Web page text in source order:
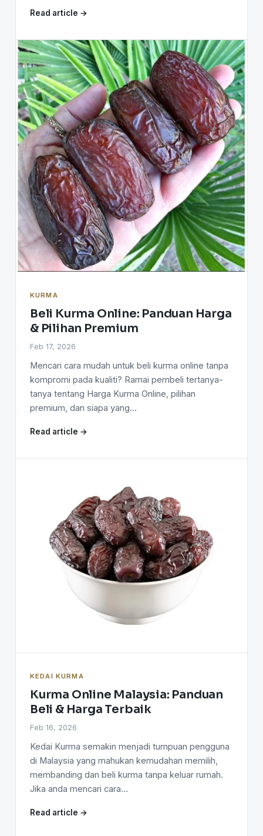
Read article →
KURMA
Beli Kurma Online: Panduan Harga
& Pilihan Premium
Feb 17, 2026
Mencari cara mudah untuk beli kurma online tanpa
kompromi pada kualiti? Ramai pembeli tertanya-
tanya tentang Harga Kurma Online, pilihan
premium, dan siapa yang…
Read article →
KEDAI KURMA
Kurma Online Malaysia: Panduan
Beli & Harga Terbaik
Feb 16, 2026
Kedai Kurma semakin menjadi tumpuan pengguna
di Malaysia yang mahukan kemudahan memilih,
membanding dan beli kurma tanpa keluar rumah.
Jika anda mencari cara…
Read article →